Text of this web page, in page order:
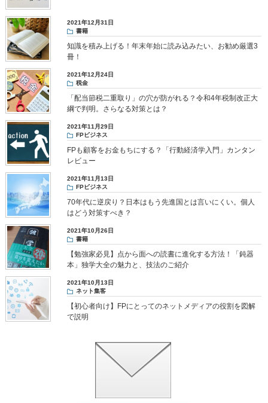
2021年12月31日
書籍
知識を積み上げる！年末年始に読み込みたい、お勧め厳選3
冊！
2021年12月24日
税金
「配当節税二重取り」の穴が防がれる？令和4年税制改正大
綱で判明。さらなる対策とは？
2021年11月29日
FPビジネス
FPも顧客をお金もちにする？「行動経済学入門」カンタン
レビュー
2021年11月13日
FPビジネス
70年代に逆戻り？日本はもう先進国とは言いにくい。個人
はどう対策すべき？
2021年10月26日
書籍
【勉強家必見】点から面への読書に進化する方法！「鈍器
本」独学大全の魅力と、技法のご紹介
2021年10月13日
ネット集客
【初心者向け】FPにとってのネットメディアの役割を図解
で説明